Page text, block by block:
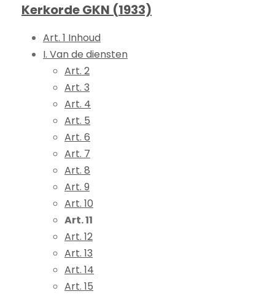
Kerkorde GKN (1933)
Art. 1 Inhoud
I. Van de diensten
Art. 2
Art. 3
Art. 4
Art. 5
Art. 6
Art. 7
Art. 8
Art. 9
Art. 10
Art. 11
Art. 12
Art. 13
Art. 14
Art. 15